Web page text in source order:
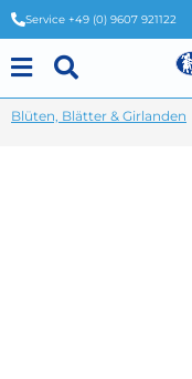
Service +49 (0) 9607 921122
Blüten, Blätter & Girlanden